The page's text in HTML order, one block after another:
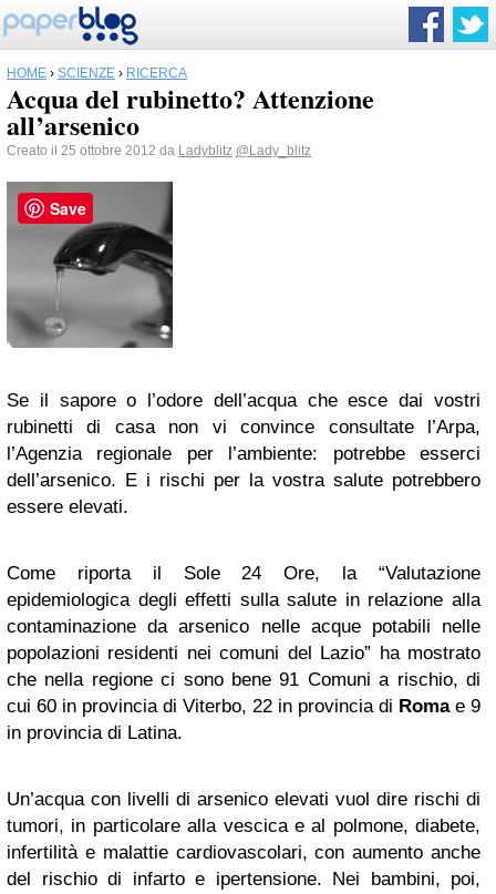
HOME › SCIENZE › RICERCA
Acqua del rubinetto? Attenzione
all’arsenico
Creato il 25 ottobre 2012 da Ladyblitz @Lady_blitz
Se il sapore o l’odore dell’acqua che esce dai vostri
rubinetti di casa non vi convince consultate l’Arpa,
l’Agenzia regionale per l’ambiente: potrebbe esserci
dell’arsenico. E i rischi per la vostra salute potrebbero
essere elevati.
Come riporta il Sole 24 Ore, la “Valutazione
epidemiologica degli effetti sulla salute in relazione alla
contaminazione da arsenico nelle acque potabili nelle
popolazioni residenti nei comuni del Lazio” ha mostrato
che nella regione ci sono bene 91 Comuni a rischio, di
cui 60 in provincia di Viterbo, 22 in provincia di Romae 9
in provincia di Latina.
Un’acqua con livelli di arsenico elevati vuol dire rischi di
tumori, in particolare alla vescica e al polmone, diabete,
infertilità e malattie cardiovascolari, con aumento anche
del rischio di infarto e ipertensione. Nei bambini, poi,
Save